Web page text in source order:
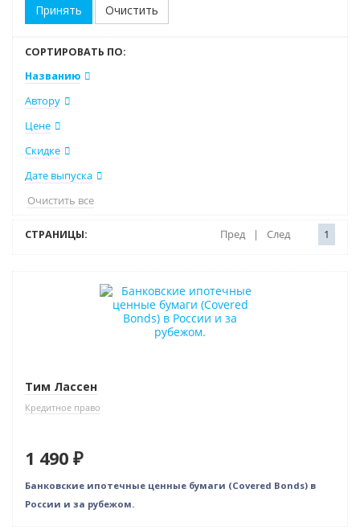
Очистить
СОРТИРОВАТЬ ПО:
Названию
Автору
Цене
Скидке
Дате выпуска
Очистить все
СТРАНИЦЫ: Пред | След 1
Тим Лассен
Кредитное право
1 490 ₽
Банковские ипотечные ценные бумаги (Сovered Bonds) в
России и за рубежом.